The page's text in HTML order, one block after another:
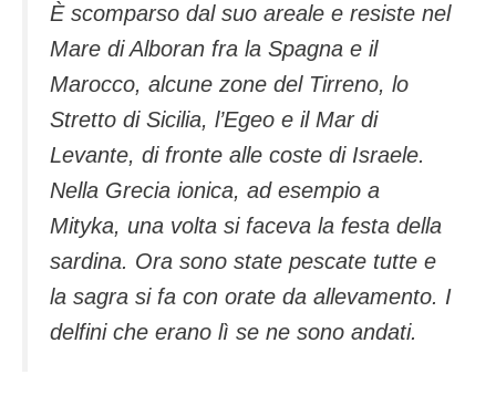
È scomparso dal suo areale e resiste nel
Mare di Alboran fra la Spagna e il
Marocco, alcune zone del Tirreno, lo
Stretto di Sicilia, l’Egeo e il Mar di
Levante, di fronte alle coste di Israele.
Nella Grecia ionica, ad esempio a
Mityka, una volta si faceva la festa della
sardina. Ora sono state pescate tutte e
la sagra si fa con orate da allevamento. I
delfini che erano lì se ne sono andati.